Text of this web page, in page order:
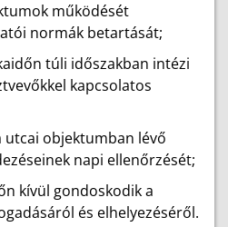
működését
normák betartását;
túli időszakban intézi
kapcsolatos
utcai objektumban lévő
napi ellenőrzését;
kívül gondoskodik a
és elhelyezéséről.